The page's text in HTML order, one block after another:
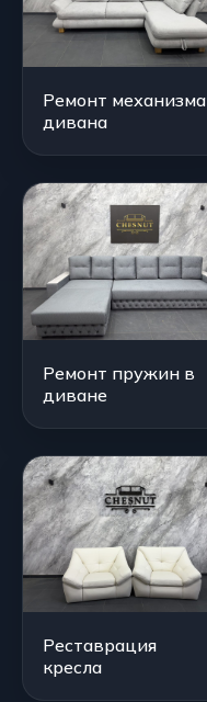
Ремонт механизма
дивана
Ремонт пружин в
диване
Реставрация
кресла